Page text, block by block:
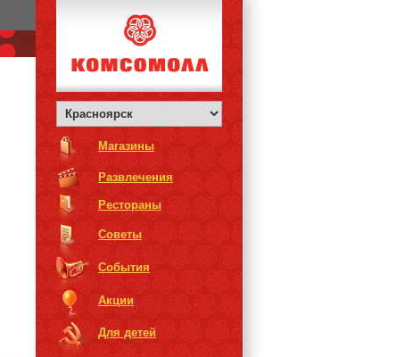
Магазины
Развлечения
Рестораны
Советы
События
Акции
Для детей